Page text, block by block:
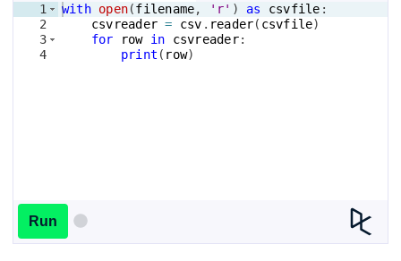
1
2
3
4
with open(filename, 'r' ) as csvfile :
csvreader = csv . reader( csvfile)
for
row in csvreader:
print ( row)
Run